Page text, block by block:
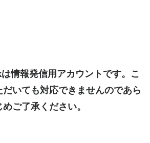
情報発信用アカウントです。こ
いても対応できませんのであら
めご了承ください。